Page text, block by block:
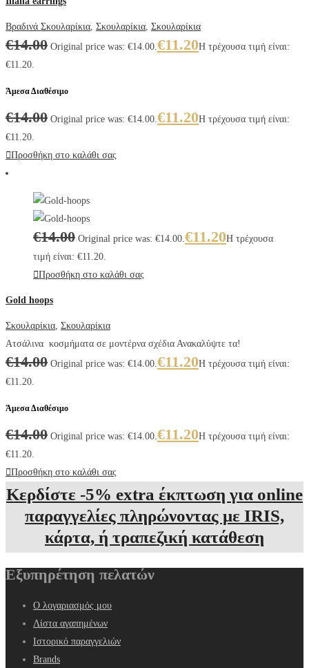
Βραδινά Σκουλαρίκια Σκουλαρίκια Σκουλαρίκια
€14.00 Original price was: €14.00. €11.20Η τρέχουσα τιμή είναι:
€11.20.
Άμεσα Διαθέσιμο
€14.00 Original price was: €14.00. €11.20Η τρέχουσα τιμή είναι:
€11.20.
Προσθήκη στο καλάθι σας
€14.00 Original price was: €14.00. €11.20Η τρέχουσα
τιμή είναι: €11.20.
Προσθήκη στο καλάθι σας
Gold hoops
Σκουλαρίκια Σκουλαρίκια
Ατσάλινα κοσμήματα σε μοντέρνα σχέδια Ανακαλύψτε τα!
€14.00 Original price was: €14.00. €11.20Η τρέχουσα τιμή είναι:
€11.20.
Άμεσα Διαθέσιμο
€14.00 Original price was: €14.00. €11.20Η τρέχουσα τιμή είναι:
€11.20.
Προσθήκη στο καλάθι σας
Κερδίστε -5% extra έκπτωση για online
παραγγελίες πληρώνοντας με IRIS,
κάρτα, ή τραπεζική κατάθεση
Εξυπηρέτηση πελατών
Ο λογαριασμός μου
Λίστα αγαπημένων
Ιστορικό παραγγελιών
Brands